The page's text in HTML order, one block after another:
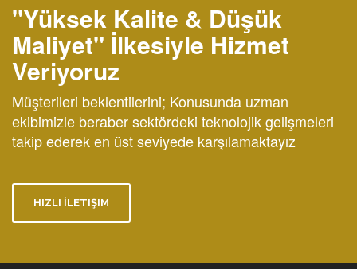
"Yüksek Kalite & Düşük
Maliyet" İlkesiyle Hizmet
Veriyoruz
Müşterileri beklentilerini; Konusunda uzman
ekibimizle beraber sektördeki teknolojik gelişmeleri
takip ederek en üst seviyede karşılamaktayız
HIZLI İLETIŞIM